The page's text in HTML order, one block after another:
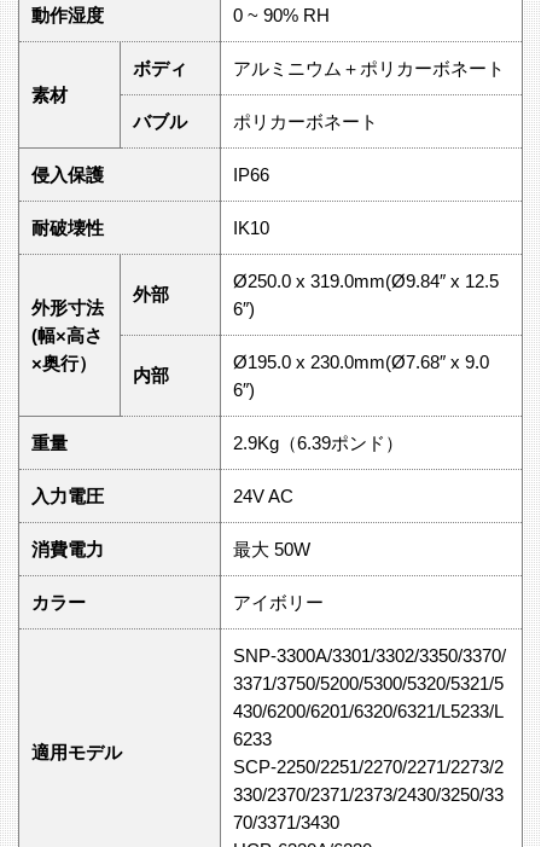
動作湿度 0 ~ 90% RH
素材
ボディ アルミニウム＋ポリカーボネート
バブル ポリカーボネート
侵入保護 IP66
耐破壊性 IK10
外形寸法
(幅×高さ
×奥行）
外部
Ø250.0 x 319.0mm(Ø9.84″ x 12.5
6″)
内部
Ø195.0 x 230.0mm(Ø7.68″ x 9.0
6″)
重量 2.9Kg（6.39ポンド）
入力電圧 24V AC
消費電力 最大 50W
カラー アイボリー
適用モデル
SNP-3300A/3301/3302/3350/3370/
3371/3750/5200/5300/5320/5321/5
430/6200/6201/6320/6321/L5233/L
6233
SCP-2250/2251/2270/2271/2273/2
330/2370/2371/2373/2430/3250/33
70/3371/3430